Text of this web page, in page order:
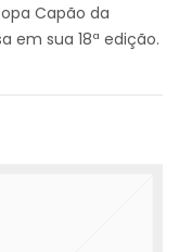
Capão da
em sua 18ª edição.